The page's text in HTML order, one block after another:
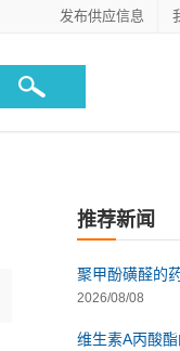
发布供应信息
推荐新闻
聚甲酚磺醛的
2026/08/08
维生素A丙酸